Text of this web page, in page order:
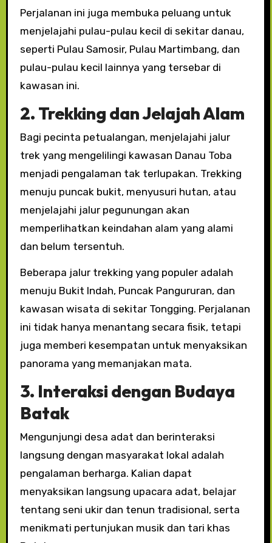
Perjalanan ini juga membuka peluang untuk
menjelajahi pulau-pulau kecil di sekitar danau,
seperti Pulau Samosir, Pulau Martimbang, dan
pulau-pulau kecil lainnya yang tersebar di
kawasan ini.
2. Trekking dan Jelajah Alam
Bagi pecinta petualangan, menjelajahi jalur
trek yang mengelilingi kawasan Danau Toba
menjadi pengalaman tak terlupakan. Trekking
menuju puncak bukit, menyusuri hutan, atau
menjelajahi jalur pegunungan akan
memperlihatkan keindahan alam yang alami
dan belum tersentuh.
Beberapa jalur trekking yang populer adalah
menuju Bukit Indah, Puncak Pangururan, dan
kawasan wisata di sekitar Tongging. Perjalanan
ini tidak hanya menantang secara fisik, tetapi
juga memberi kesempatan untuk menyaksikan
panorama yang memanjakan mata.
3. Interaksi dengan Budaya
Batak
Mengunjungi desa adat dan berinteraksi
langsung dengan masyarakat lokal adalah
pengalaman berharga. Kalian dapat
menyaksikan langsung upacara adat, belajar
tentang seni ukir dan tenun tradisional, serta
menikmati pertunjukan musik dan tari khas